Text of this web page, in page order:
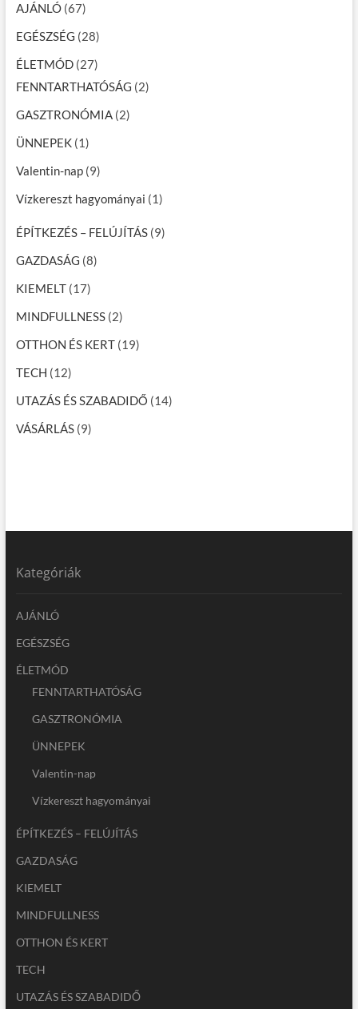
AJÁNLÓ(67)
EGÉSZSÉG (28)
ÉLETMÓD(27)
FENNTARTHATÓSÁG (2)
GASZTRONÓMIA(2)
ÜNNEPEK(1)
Valentin-nap(9)
Vízkereszt hagyományai (1)
ÉPÍTKEZÉS – FELÚJÍTÁS(9)
GAZDASÁG (8)
KIEMELT(17)
MINDFULLNESS(2)
OTTHON ÉS KERT(19)
TECH (12)
UTAZÁS ÉS SZABADIDŐ (14)
VÁSÁRLÁS(9)
Kategóriák
AJÁNLÓ
EGÉSZSÉG
ÉLETMÓD
FENNTARTHATÓSÁG
GASZTRONÓMIA
ÜNNEPEK
Valentin-nap
Vízkereszt hagyományai
ÉPÍTKEZÉS – FELÚJÍTÁS
GAZDASÁG
KIEMELT
MINDFULLNESS
OTTHON ÉS KERT
TECH
UTAZÁS ÉS SZABADIDŐ